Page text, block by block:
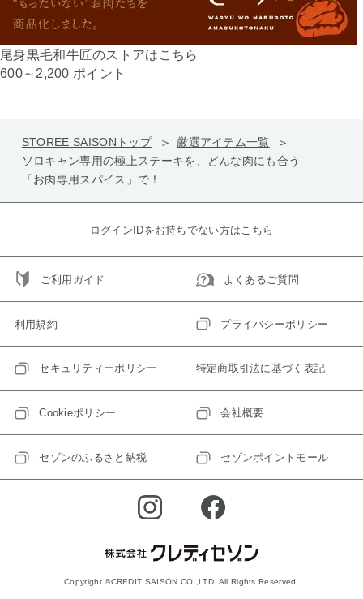
尾身黒毛和牛匠のストアはこちら
600～2,200 ポイント
STOREE SAISONトップ
厳選アイテム一覧
ソロキャン専用の極上ステーキを、どんな肉にも合う
「お肉専用スパイス」で！
ログインIDをお持ちでない方はこちら
ご利用ガイド よくあるご質問
利用規約 プライバシーポリシー
セキュリティーポリシー 特定商取引法に基づく表記
Cookieポリシー 会社概要
セゾンのふるさと納税 セゾンポイントモール
Copyright ©CREDIT SAISON CO.,LTD. All Rights Reserved.